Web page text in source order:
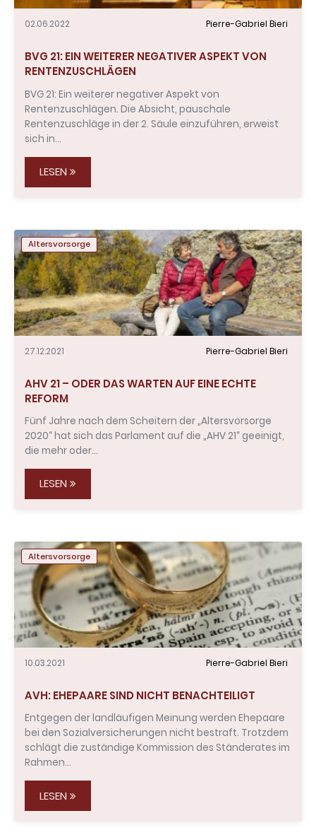
02.06.2022 Pierre-Gabriel Bieri
BVG 21: EIN WEITERER NEGATIVER ASPEKT VON
RENTENZUSCHLÄGEN
BVG 21: Ein weiterer negativer Aspekt von
Rentenzuschlägen. Die Absicht, pauschale
Rentenzuschläge in der 2. Säule einzuführen, erweist
sich in…
LESEN
Altersvorsorge
27.12.2021 Pierre-Gabriel Bieri
AHV 21 – ODER DAS WARTEN AUF EINE ECHTE
REFORM
Fünf Jahre nach dem Scheitern der „Altersvorsorge
2020“ hat sich das Parlament auf die „AHV 21“ geeinigt,
die mehr oder…
LESEN
Altersvorsorge
10.03.2021 Pierre-Gabriel Bieri
AVH: EHEPAARE SIND NICHT BENACHTEILIGT
Entgegen der landläufigen Meinung werden Ehepaare
bei den Sozialversicherungen nicht bestraft. Trotzdem
schlägt die zuständige Kommission des Ständerates im
Rahmen…
LESEN